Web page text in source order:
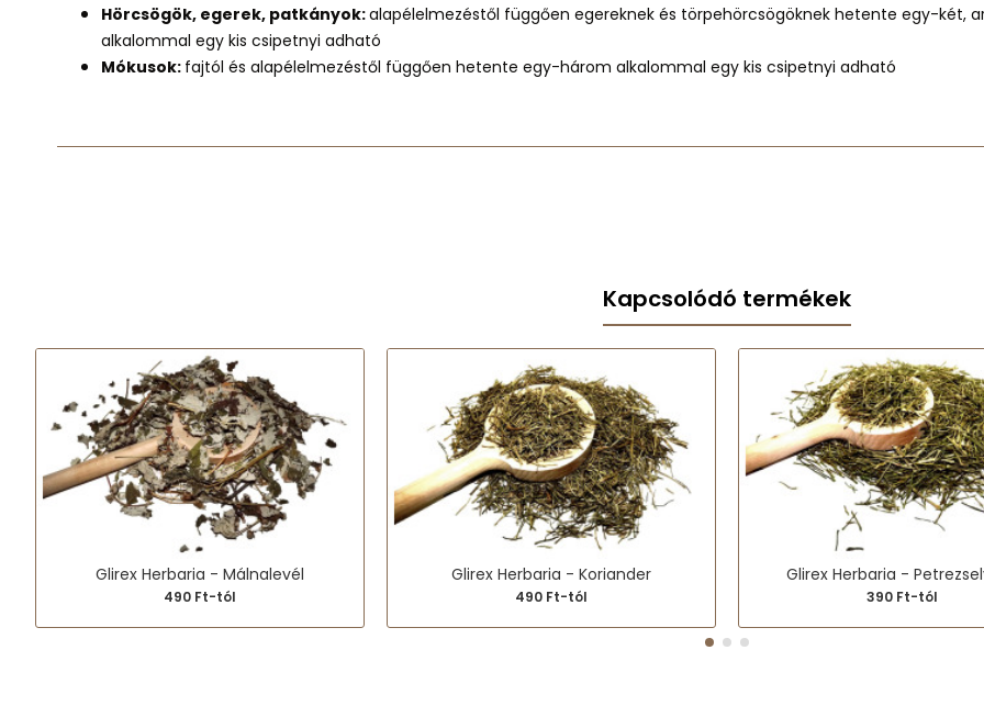
Hörcsögök, egerek, patkányok:alapélelmezéstől függően egereknek és törpehörcsögöknek hetente egy-két,
alkalommal egy kis csipetnyi adható
Mókusok: fajtól és alapélelmezéstől függően hetente egy-három alkalommal egy kis csipetnyi adható
Kapcsolódó termékek
Glirex Herbaria - Málnalevél
490 Ft-tól
Glirex Herbaria - Koriander
490 Ft-tól
Glirex Herbaria -
390 Ft-tól